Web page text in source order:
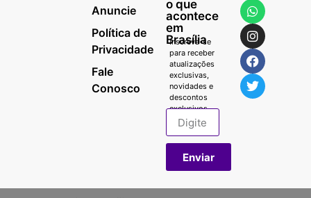
Anuncie
Política de
Privacidade
Fale
Conosco
o que
acontece
em
Brasília
Inscreva-se
para receber
atualizações
exclusivas,
novidades e
descontos
exclusivos.
Enviar